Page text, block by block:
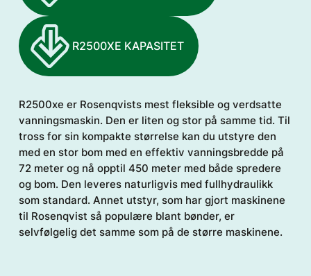
R2500XE KAPASITET
R2500xe er Rosenqvists mest fleksible og verdsatte
vanningsmaskin. Den er liten og stor på samme tid. Til
tross for sin kompakte størrelse kan du utstyre den
med en stor bom med en effektiv vanningsbredde på
72 meter og nå opptil 450 meter med både spredere
og bom. Den leveres naturligvis med fullhydraulikk
som standard. Annet utstyr, som har gjort maskinene
til Rosenqvist så populære blant bønder, er
selvfølgelig det samme som på de større maskinene.